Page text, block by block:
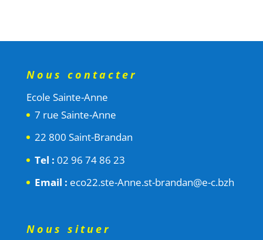
Nous contacter
Ecole Sainte-Anne
7 rue Sainte-Anne
22 800 Saint-Brandan
Tel : 02 96 74 86 23
Email : eco22.ste-Anne.st-brandan@e-c.bzh
Nous situer